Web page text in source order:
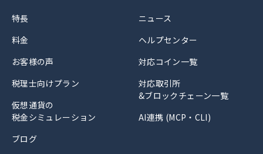
特長
料金
お客様の声
税理士向けプラン
仮想通貨の
税金シミュレーション
ブログ
ニュース
ヘルプセンター
対応コイン一覧
対応取引所
&ブロックチェーン一覧
AI連携 (MCP・CLI)